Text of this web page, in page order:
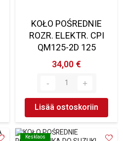
KOŁO POŚREDNIE
ROZR. ELEKTR. CPI
QM125-2D 125
34,00 €
Lisää ostoskoriin
Kesklaos
Kesklaos